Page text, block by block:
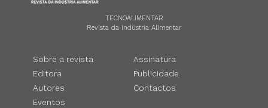
TECNOALIMENTAR
Revista da Indústria Alimentar
Sobre a revista
Editora
Autores
Eventos
Assinatura
Publicidade
Contactos